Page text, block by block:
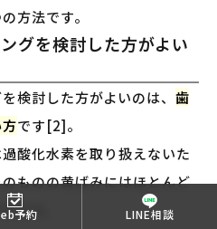
予約 LINE相談
方法です。
グを検討した方がよい
検討した方がよいのは、 歯
です[2]。
酸化水素を取り扱えないた
ものの黄ばみにはほとんど
[1][2]。